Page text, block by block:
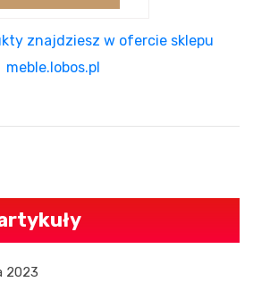
znajdziesz w ofercie sklepu
meble.lobos.pl
2023